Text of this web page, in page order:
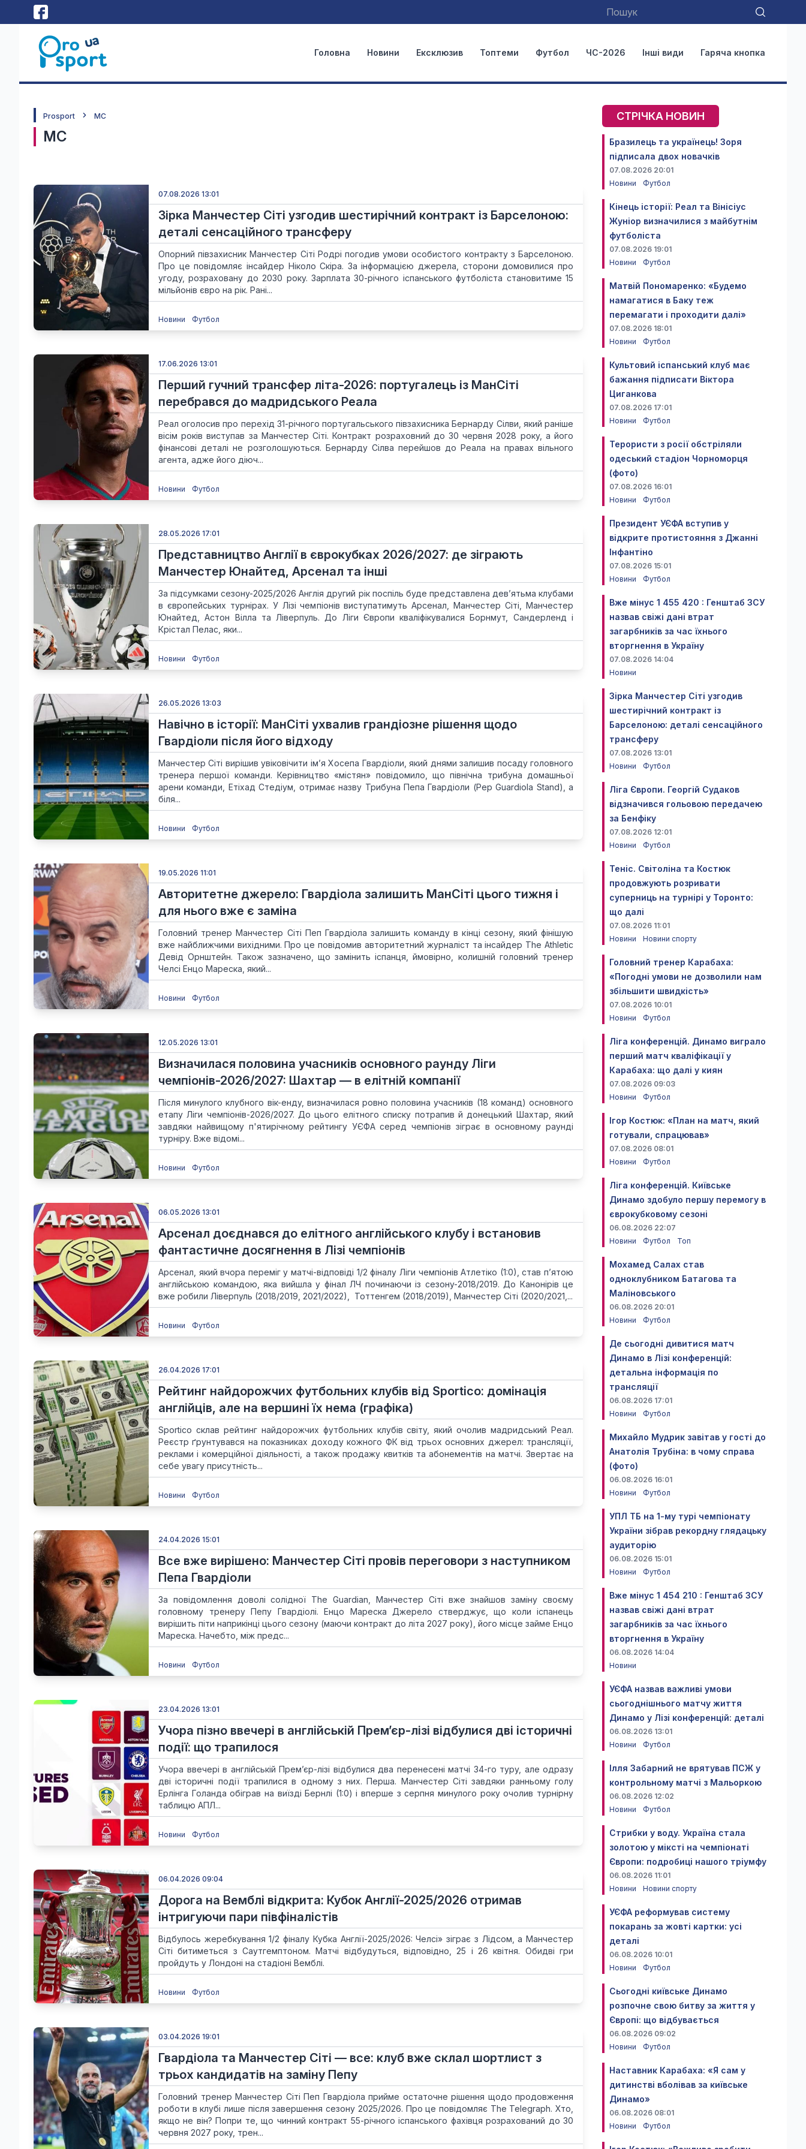
Головна Новини Ексклюзив Топтеми Футбол ЧС-2026 Інші види Гаряча кнопка
Prosport МС
МС
07.08.2026 13:01
Зірка Манчестер Сіті узгодив шестирічний контракт із Барселоною:
деталі сенсаційного трансферу
Опорний півзахисник Манчестер Сіті Родрі погодив умови особистого контракту з Барселоною.
Про це повідомляє інсайдер Ніколо Скіра. За інформацією джерела, сторони домовилися про
угоду, розраховану до 2030 року. Зарплата 30-річного іспанського футболіста становитиме 15
мільйонів євро на рік. Рані...
Новини Футбол
17.06.2026 13:01
Перший гучний трансфер літа-2026: португалець із МанСіті
перебрався до мадридського Реала
Реал оголосив про перехід 31-річного португальського півзахисника Бернарду Сілви, який раніше
вісім років виступав за Манчестер Сіті. Контракт розраховний до 30 червня 2028 року, а його
фінансові деталі не розголошуються. Бернарду Сілва перейшов до Реала на правах вільного
агента, адже його діюч...
Новини Футбол
28.05.2026 17:01
Представництво Англії в єврокубках 2026/2027: де зіграють
Манчестер Юнайтед, Арсенал та інші
За підсумками сезону-2025/2026 Англія другий рік поспіль буде представлена дев’ятьма клубами
в європейських турнірах. У Лізі чемпіонів виступатимуть Арсенал, Манчестер Сіті, Манчестер
Юнайтед, Астон Вілла та Ліверпуль. До Ліги Європи кваліфікувалися Борнмут, Сандерленд і
Крістал Пелас, яки...
Новини Футбол
26.05.2026 13:03
Навічно в історії: МанСіті ухвалив грандіозне рішення щодо
Гвардіоли після його відходу
Манчестер Сіті вирішив увіковічити ім’я Хосепа Гвардіоли, який днями залишив посаду головного
тренера першої команди. Керівництво «містян» повідомило, що північна трибуна домашньої
арени команди, Етіхад Стедіум, отримає назву Трибуна Пепа Гвардіоли (Pep Guardiola Stand), а
біля...
Новини Футбол
19.05.2026 11:01
Авторитетне джерело: Гвардіола залишить МанСіті цього тижня і
для нього вже є заміна
Головний тренер Манчестер Сіті Пеп Гвардіола залишить команду в кінці сезону, який фінішую
вже найближчими вихідними. Про це повідомив авторитетний журналіст та інсайдер The Athletic
Девід Орнштейн. Також зазначено, що замінить іспанця, ймовірно, колишній головний тренер
Челсі Енцо Мареска, який...
Новини Футбол
12.05.2026 13:01
Визначилася половина учасників основного раунду Ліги
чемпіонів-2026/2027: Шахтар — в елітній компанії
Після минулого клубного вік-енду, визначилася ровно половина учасників (18 команд) основного
етапу Ліги чемпіонів-2026/2027. До цього елітного списку потрапив й донецький Шахтар, який
завдяки найвищому п'ятирічному рейтингу УЄФА серед чемпіонів зіграє в основному раунді
турніру. Вже відомі...
Новини Футбол
06.05.2026 13:01
Арсенал доєднався до елітного англійського клубу і встановив
фантастичне досягнення в Лізі чемпіонів
Арсенал, який вчора переміг у матчі-відповіді 1/2 фіналу Ліги чемпіонів Атлетіко (1:0), став п’ятою
англійською командою, яка вийшла у фінал ЛЧ починаючи із сезону-2018/2019. До Канонірів це
вже робили Ліверпуль (2018/2019, 2021/2022), Тоттенгем (2018/2019), Манчестер Сіті (2020/2021,...
Новини Футбол
26.04.2026 17:01
Рейтинг найдорожчих футбольних клубів від Sportico: домінація
англійців, але на вершині їх нема (графіка)
Sportico склав рейтинг найдорожчих футбольних клубів світу, який очолив мадридський Реал.
Реєстр ґрунтувався на показниках доходу кожного ФК від трьох основних джерел: трансляції,
реклами і комерційної діяльності, а також продажу квитків та абонементів на матчі. Звертає на
себе увагу присутність...
Новини Футбол
24.04.2026 15:01
Все вже вирішено: Манчестер Сіті провів переговори з наступником
Пепа Гвардіоли
За повідомлення доволі солідної The Guardian, Манчестер Сіті вже знайшов заміну своєму
головному тренеру Пепу Гвардіолі. Енцо Мареска Джерело стверджує, що коли іспанець
вирішить піти наприкінці цього сезону (маючи контракт до літа 2027 року), його місце займе Енцо
Мареска. Начебто, між предс...
Новини Футбол
23.04.2026 13:01
Учора пізно ввечері в англійській Прем’єр-лізі відбулися дві історичні
події: що трапилося
Учора ввечері в англійській Прем’єр-лізі відбулися два перенесені матчі 34-го туру, але одразу
дві історичні події трапилися в одному з них. Перша. Манчестер Сіті завдяки ранньому голу
Ерлінга Голанда обіграв на виїзді Бернлі (1:0) і вперше з серпня минулого року очолив турнірну
таблицю АПЛ...
Новини Футбол
06.04.2026 09:04
Дорога на Вемблі відкрита: Кубок Англії-2025/2026 отримав
інтригуючи пари півфіналістів
Відбулось жеребкування 1/2 фіналу Кубка Англії-2025/2026: Челсі» зіграє з Лідсом, а Манчестер
Сіті битиметься з Саутгемптоном. Матчі відбудуться, відповідно, 25 і 26 квітня. Обидві гри
пройдуть у Лондоні на стадіоні Вемблі.
Новини Футбол
03.04.2026 19:01
Гвардіола та Манчестер Сіті — все: клуб вже склал шортлист з
трьох кандидатів на заміну Пепу
Головний тренер Манчестер Сіті Пеп Гвардіола прийме остаточне рішення щодо продовження
роботи в клубі лише після завершення сезону 2025/2026. Про це повідомляє The Telegraph. Хто,
якщо не він? Попри те, що чинний контракт 55-річного іспанського фахівця розрахований до 30
червня 2027 року, трен...
СТРІЧКА НОВИН
Бразилець та українець! Зоря
підписала двох новачків
07.08.2026 20:01
Новини
Футбол
Кінець історії: Реал та Вінісіус
Жуніор визначилися з майбутнім
футболіста
07.08.2026 19:01
Новини
Футбол
Матвій Пономаренко: «Будемо
намагатися в Баку теж
перемагати і проходити далі»
07.08.2026 18:01
Новини
Футбол
Культовий іспанський клуб має
бажання підписати Віктора
Циганкова
07.08.2026 17:01
Новини
Футбол
Терористи з росії обстріляли
одеський стадіон Чорноморця
(фото)
07.08.2026 16:01
Новини
Футбол
Президент УЄФА вступив у
відкрите протистояння з Джанні
Інфантіно
07.08.2026 15:01
Новини
Футбол
Вже мінус 1 455 420 : Генштаб ЗСУ
назвав свіжі дані втрат
загарбників за час їхнього
вторгнення в Україну
07.08.2026 14:04
Новини
Зірка Манчестер Сіті узгодив
шестирічний контракт із
Барселоною: деталі сенсаційного
трансферу
07.08.2026 13:01
Новини
Футбол
Ліга Європи. Георгій Судаков
відзначився гольовою передачею
за Бенфіку
07.08.2026 12:01
Новини
Футбол
Теніс. Світоліна та Костюк
продовжують розривати
суперниць на турнірі у Торонто:
що далі
07.08.2026 11:01
Новини
Новини спорту
Головний тренер Карабаха:
«Погодні умови не дозволили нам
збільшити швидкість»
07.08.2026 10:01
Новини
Футбол
Ліга конференцій. Динамо виграло
перший матч кваліфікації у
Карабаха: що далі у киян
07.08.2026 09:03
Новини
Футбол
Ігор Костюк: «План на матч, який
готували, спрацював»
07.08.2026 08:01
Новини
Футбол
Ліга конференцій. Київське
Динамо здобуло першу перемогу в
єврокубковому сезоні
06.08.2026 22:07
Новини
Футбол Топ
Мохамед Салах став
одноклубником Батагова та
Маліновського
06.08.2026 20:01
Новини
Футбол
Де сьогодні дивитися матч
Динамо в Лізі конференцій:
детальна інформація по
трансляції
06.08.2026 17:01
Новини
Футбол
Михайло Мудрик завітав у гості до
Анатолія Трубіна: в чому справа
(фото)
06.08.2026 16:01
Новини
Футбол
УПЛ ТБ на 1-му турі чемпіонату
України зібрав рекордну глядацьку
аудиторію
06.08.2026 15:01
Новини
Футбол
Вже мінус 1 454 210 : Генштаб ЗСУ
назвав свіжі дані втрат
загарбників за час їхнього
вторгнення в Україну
06.08.2026 14:04
Новини
УЄФА назвав важливі умови
сьогоднішнього матчу життя
Динамо у Лізі конференцій: деталі
06.08.2026 13:01
Новини
Футбол
Ілля Забарний не врятував ПСЖ у
контрольному матчі з Мальоркою
06.08.2026 12:02
Новини
Футбол
Стрибки у воду. Україна стала
золотою у міксті на чемпіонаті
Європи: подробиці нашого тріумфу
06.08.2026 11:01
Новини
Новини спорту
УЄФА реформував систему
покарань за жовті картки: усі
деталі
06.08.2026 10:01
Новини
Футбол
Сьогодні київське Динамо
розпочне свою битву за життя у
Європі: що відбувається
06.08.2026 09:02
Новини
Футбол
Наставник Карабаха: «Я сам у
дитинстві вболівав за київське
Динамо»
06.08.2026 08:01
Новини
Футбол